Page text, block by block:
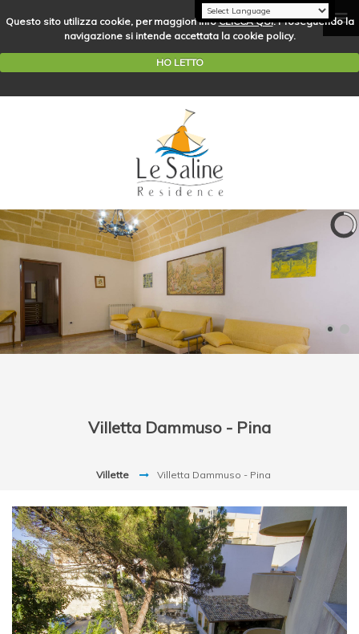
Questo sito utilizza cookie, per maggiori infoCLICCA QUI. Proseguendo la
navigazione si intende accettata la cookie policy.
HO LETTO
Villetta Dammuso - Pina
Villette Villetta Dammuso - Pina